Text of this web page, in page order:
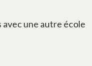
avec une autre école